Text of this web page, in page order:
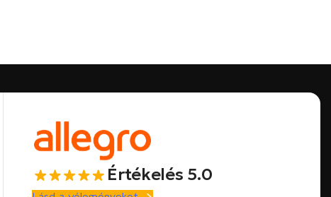
Értékelés 5.0